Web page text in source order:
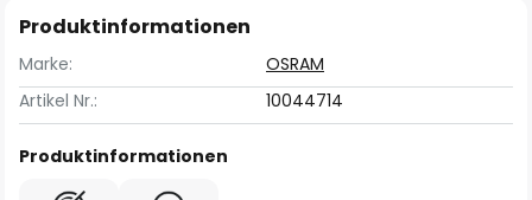
Produktinformationen
Marke:
OSRAM
Artikel Nr.:
10044714
Produktinformationen